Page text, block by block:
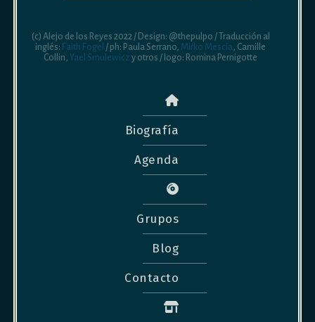
(c) Alejo de los Reyes 2022 / Design: @thepulpo / Traducción al
inglés: Faith Fogel / ph: Paula Serrano, Mirko Mescia, Camille
Collin, Yael Smulewicz y otros / logo: Romina Pernigotte
Biografía
Agenda
Grupos
Blog
Contacto